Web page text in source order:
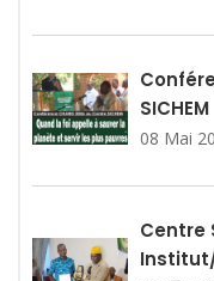
SICHEM
08 Mai
Centre